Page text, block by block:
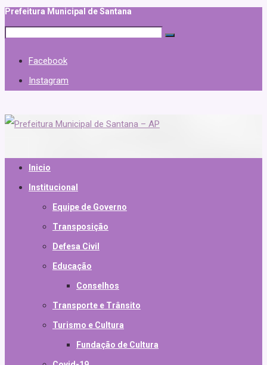
Prefeitura Municipal de Santana
Facebook
Instagram
Inicio
Institucional
Equipe de Governo
Transposição
Defesa Civil
Educação
Conselhos
Transporte e Trânsito
Turismo e Cultura
Fundação de Cultura